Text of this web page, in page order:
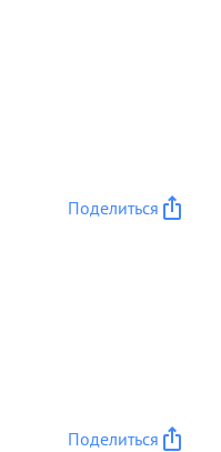
Поделиться
Поделиться